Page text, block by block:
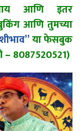
आणि इतर
बुकिंग आणि तुमच्या
या फेसबुक
– 8087520521)